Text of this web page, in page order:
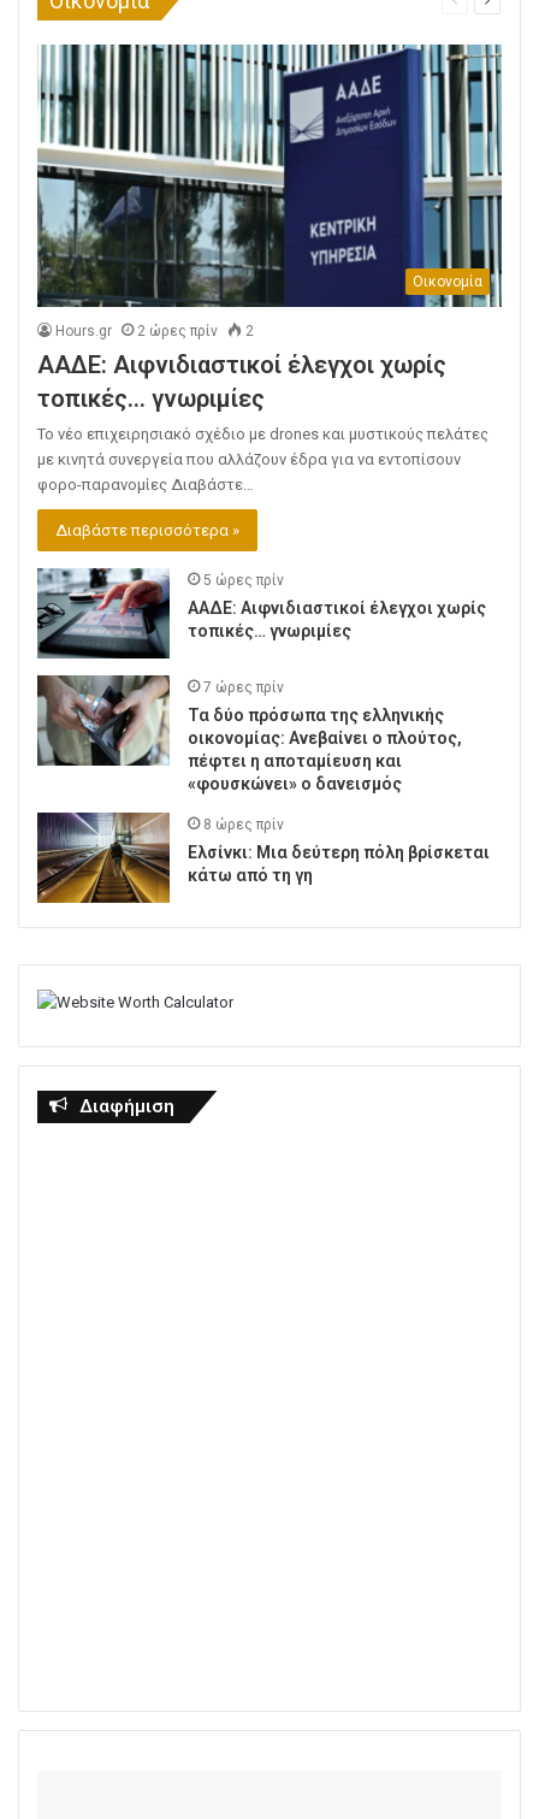
Οικονομία
Hours.gr 2 ώρες πρίν 2
ΑΑΔΕ: Αιφνιδιαστικοί έλεγχοι χωρίς
τοπικές… γνωριμίες
Το νέο επιχειρησιακό σχέδιο με drones και μυστικούς πελάτες
με κινητά συνεργεία που αλλάζουν έδρα για να εντοπίσουν
φορο-παρανομίες Διαβάστε…
Διαβάστε περισσότερα »
5 ώρες πρίν
ΑΑΔΕ: Αιφνιδιαστικοί έλεγχοι χωρίς
τοπικές… γνωριμίες
7 ώρες πρίν
Τα δύο πρόσωπα της ελληνικής
οικονομίας: Aνεβαίνει ο πλούτος,
πέφτει η αποταμίευση και
«φουσκώνει» ο δανεισμός
8 ώρες πρίν
Ελσίνκι: Mια δεύτερη πόλη βρίσκεται
κάτω από τη γη
Διαφήμιση